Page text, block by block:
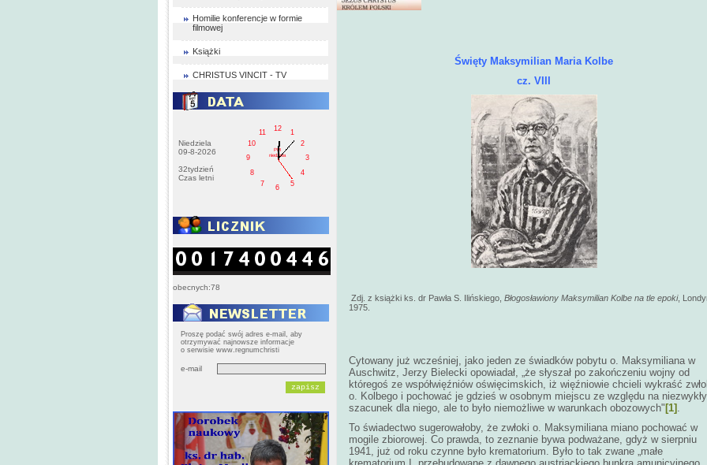
Homilie konferencje w formie
filmowej
Książki
CHRISTUS VINCIT - TV
Niedziela
09-8-2026
32tydzień
Czas letni
1
2
3
4
5
6
7
8
9
10
11
12
PM
niedziela
obecnych:78
Proszę podać swój adres e-mail, aby
otrzymywać najnowsze informacje
o serwisie www.regnumchristi
e-mail
Święty Maksymilian Maria Kolbe
cz. VIII
Zdj. z książki ks. dr Pawła S. Ilińskiego, Błogosławiony Maksymilian Kolbe na tle epoki,
1975.
Cytowany już wcześniej, jako jeden ze świadków pobytu o. Maksymiliana w
Auschwitz, Jerzy Bielecki opowiadał, „że słyszał po zakończeniu wojny od
któregoś ze współwięźniów oświęcimskich, iż więźniowie chcieli wykraść
o. Kolbego i pochować je gdzieś w osobnym miejscu ze względu na niezwykły
szacunek dla niego, ale to było niemożliwe w warunkach obozowych" [1] .
To świadectwo sugerowałoby, że zwłoki o. Maksymiliana miano pochować w
mogile zbiorowej. Co prawda, to zeznanie bywa podważane, gdyż w sierpniu
1941, już od roku czynne było krematorium. Było to tak zwane „małe